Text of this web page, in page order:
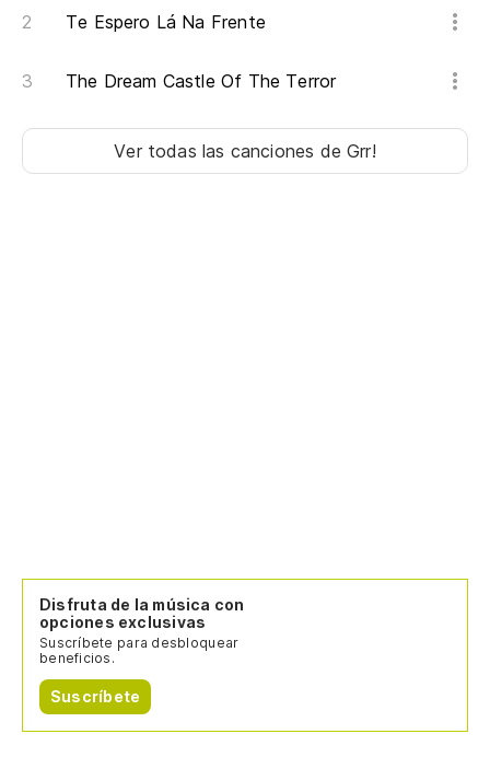
Te Espero Lá Na Frente
The Dream Castle Of The Terror
Ver todas las canciones de Grr!
Disfruta de la música con
opciones exclusivas
Suscríbete para desbloquear
beneficios.
Suscríbete